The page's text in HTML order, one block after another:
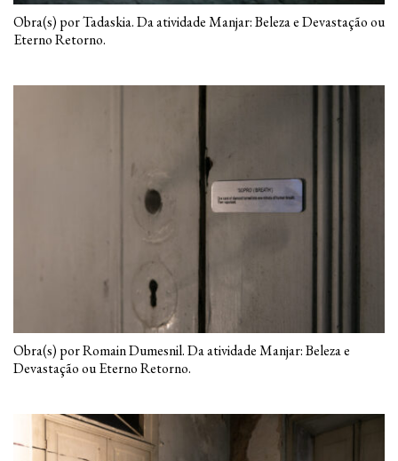
Obra(s) por Tadaskia. Da atividade Manjar: Beleza e Devastação ou
Eterno Retorno.
Obra(s) por Romain Dumesnil. Da atividade Manjar: Beleza e
Devastação ou Eterno Retorno.